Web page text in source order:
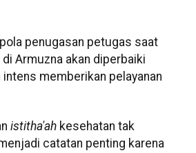
penugasan petugas saat
Armuzna akan diperbaiki
memberikan pelayanan
istitha'ah kesehatan tak
catatan penting karena